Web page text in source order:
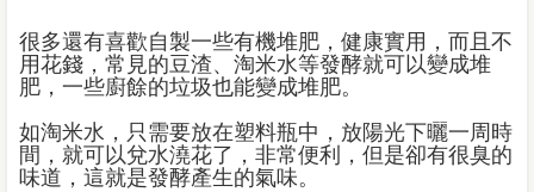
很多還有喜歡自製一些有機堆肥，健康實用，而且不
用花錢，常見的豆渣、淘米水等發酵就可以變成堆
肥，一些廚餘的垃圾也能變成堆肥。
如淘米水，只需要放在塑料瓶中，放陽光下曬一周時
間，就可以兌水澆花了，非常便利，但是卻有很臭的
味道，這就是發酵產生的氣味。